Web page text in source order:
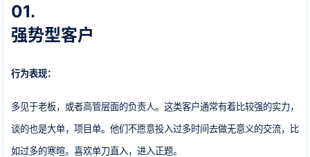
01.
强势型客户
行为表现：
多见于老板，或者高管层面的负责人。这类客户通常有着比较强的实力，
谈的也是大单，项目单。他们不愿意投入过多时间去做无意义的交流，比
如过多的寒暄。喜欢单刀直入，进入正题。